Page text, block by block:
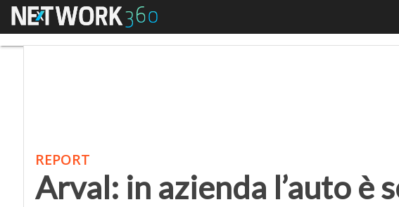
Menu
REPORT
Arval: in azienda l’auto è